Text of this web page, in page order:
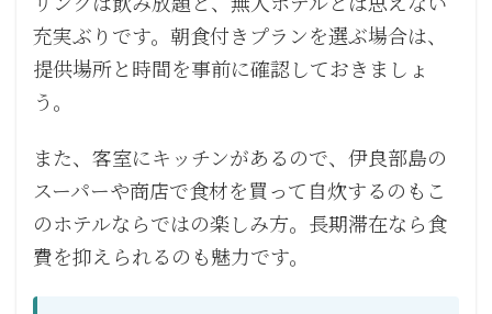
充実ぶりです。朝食付きプランを選ぶ場合は、
提供場所と時間を事前に確認しておきましょ
う。
また、客室にキッチンがあるので、伊良部島の
スーパーや商店で食材を買って自炊するのもこ
のホテルならではの楽しみ方。長期滞在なら食
費を抑えられるのも魅力です。